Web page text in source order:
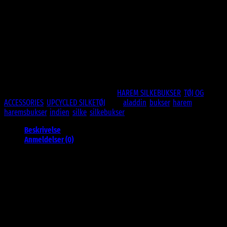
HAREM SILKEBUKSER TØJ OG
ACCESSORIES UPCYCLED SILKETØJ aladdin bukser, harem
haremsbukser, indien silke silkebukser
Beskrivelse
Anmeldelser (0)